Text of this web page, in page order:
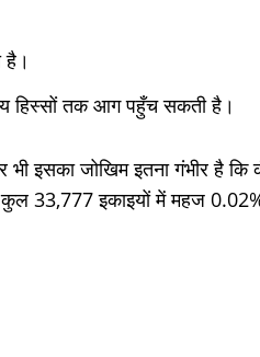
है।
हिस्सों तक आग पहुँच सकती है।
इसका जोखिम इतना गंभीर है
33,777 इकाइयों में महज 0.02%